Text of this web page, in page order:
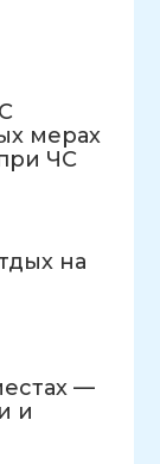
мерах
ЧС
на
—
и